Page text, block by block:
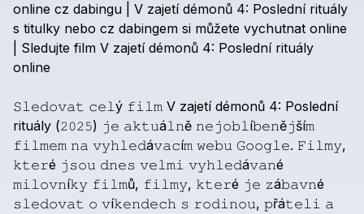
online cz dabingu V zajetí démonů 4: Poslední rituály
s titulky nebo cz dabingem si můžete vychutnat online
Sledujte film V zajetí démonů 4: Poslední rituály
online
𝚂𝚕𝚎𝚍𝚘𝚟𝚊𝚝 𝚌𝚎𝚕ý 𝚏𝚒𝚕𝚖 V zajetí démonů 4: Poslední
rituály (𝟸𝟶𝟸𝟻) 𝚓𝚎 𝚊𝚔𝚝𝚞á𝚕𝚗ě 𝚗𝚎𝚓𝚘𝚋𝚕í𝚋𝚎𝚗ě𝚓ší𝚖
𝚏𝚒𝚕𝚖𝚎𝚖 𝚗𝚊 𝚟𝚢𝚑𝚕𝚎𝚍á𝚟𝚊𝚌í𝚖 𝚠𝚎𝚋𝚞 𝙶𝚘𝚘𝚐𝚕𝚎. 𝙵𝚒𝚕𝚖𝚢,
𝚔𝚝𝚎𝚛é 𝚓𝚜𝚘𝚞 𝚍𝚗𝚎𝚜 𝚟𝚎𝚕𝚖𝚒 𝚟𝚢𝚑𝚕𝚎𝚍á𝚟𝚊𝚗é
𝚖𝚒𝚕𝚘𝚟𝚗í𝚔𝚢 𝚏𝚒𝚕𝚖ů, 𝚏𝚒𝚕𝚖𝚢, 𝚔𝚝𝚎𝚛é 𝚓𝚎 𝚣á𝚋𝚊𝚟𝚗é
𝚜𝚕𝚎𝚍𝚘𝚟𝚊𝚝 𝚘 𝚟í𝚔𝚎𝚗𝚍𝚎𝚌𝚑 𝚜 𝚛𝚘𝚍𝚒𝚗𝚘𝚞, 𝚙řá𝚝𝚎𝚕𝚒 𝚊